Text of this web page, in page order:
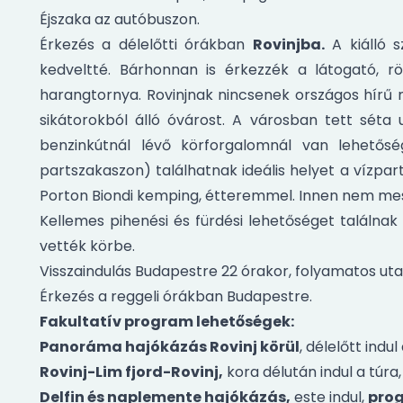
Éjszaka az autóbuszon.
Érkezés a délelőtti órákban Rovinjba.A kiálló
kedveltté. Bárhonnan is érkezzék a látogató,
harangtornya. Rovinjnak nincsenek országos
sikátorokból álló óvárost. A városban tett séta
benzinkútnál lévő körforgalomnál van
partszakaszon) találhatnak ideális helyet a
Porton Biondi kemping, étteremmel. Innen nem
Kellemes pihenési és fürdési lehetőséget
vették körbe.
Visszaindulás Budapestre 22 órakor, folyamatos
Érkezés a reggeli órákban Budapestre.
Fakultatív program lehetőségek:
Panoráma hajókázás Rovinj körül, délelőtt
Rovinj-Lim fjord-Rovinj, kora délután indul a túra,
Delfin és naplemente hajókázás, este indul,